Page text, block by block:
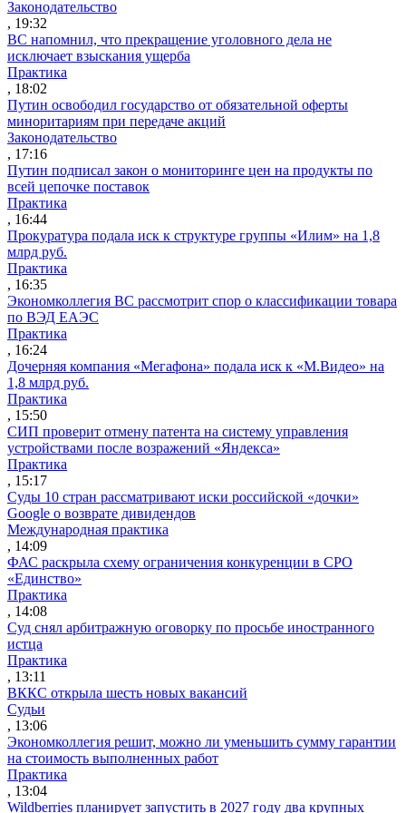
Законодательство
, 19:32
ВС напомнил, что прекращение уголовного дела не
исключает взыскания ущерба
Практика
, 18:02
Путин освободил государство от обязательной оферты
миноритариям при передаче акций
Законодательство
, 17:16
Путин подписал закон о мониторинге цен на продукты по
всей цепочке поставок
Практика
, 16:44
Прокуратура подала иск к структуре группы «Илим» на 1,8
млрд руб.
Практика
, 16:35
Экономколлегия ВС рассмотрит спор о классификации товара
по ВЭД ЕАЭС
Практика
, 16:24
Дочерняя компания «Мегафона» подала иск к «М.Видео» на
1,8 млрд руб.
Практика
, 15:50
СИП проверит отмену патента на систему управления
устройствами после возражений «Яндекса»
Практика
, 15:17
Суды 10 стран рассматривают иски российской «дочки»
Google о возврате дивидендов
Международная практика
, 14:09
ФАС раскрыла схему ограничения конкуренции в СРО
«Единство»
Практика
, 14:08
Суд снял арбитражную оговорку по просьбе иностранного
истца
Практика
, 13:11
ВККС открыла шесть новых вакансий
Судьи
, 13:06
Экономколлегия решит, можно ли уменьшить сумму гарантии
на стоимость выполненных работ
Практика
, 13:04
Wildberries планирует запустить в 2027 году два крупных